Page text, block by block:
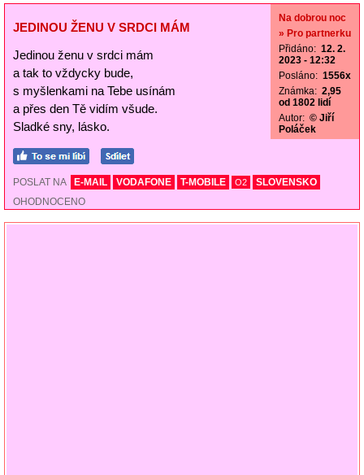
JEDINOU ŽENU V SRDCI MÁM
Jedinou ženu v srdci mám
a tak to vždycky bude,
s myšlenkami na Tebe usínám
a přes den Tě vidím všude.
Sladké sny, lásko.
Na dobrou noc
» Pro partnerku
Přidáno: 12. 2.
2023 - 12:32
Posláno: 1556x
Známka: 2,95
od 1802 lidí
Autor: © Jiří
Poláček
POSLAT NA E-MAIL VODAFONE T-MOBILE O2
SLOVENSKO
OHODNOCENO